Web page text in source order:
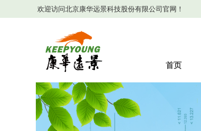
首页
欢迎访问北京康华远景科技股份有限公司官网！